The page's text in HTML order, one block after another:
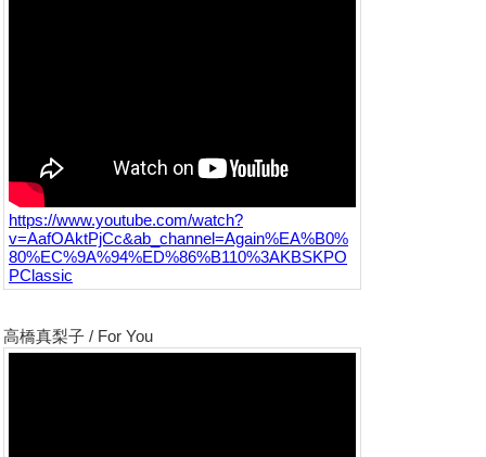
https://www.youtube.com/watch?
v=AafOAktPjCc&ab_channel=Again%EA%B0%
80%EC%9A%94%ED%86%B110%3AKBSKPO
PClassic
高橋真梨子 / For You